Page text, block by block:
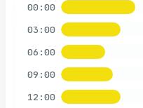
00:00
03:00
06:00
09:00
12:00